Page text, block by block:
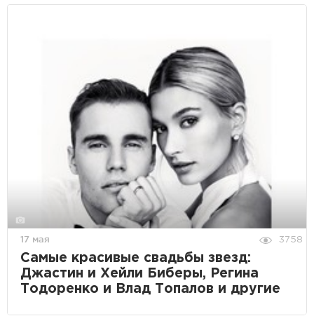
17 мая 3758
Самые красивые свадьбы звезд:
Джастин и Хейли Биберы, Регина
Тодоренко и Влад Топалов и другие